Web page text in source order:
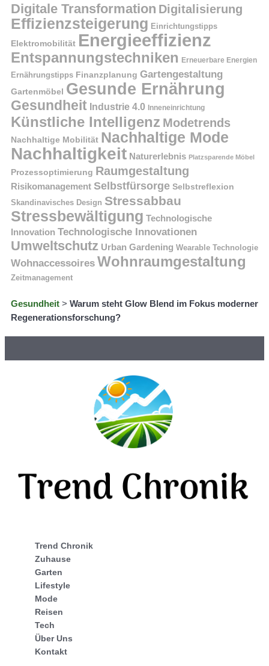
Digitale Transformation Digitalisierung
Effizienzsteigerung Einrichtungstipps
Elektromobilität Energieeffizienz
Entspannungstechniken Erneuerbare Energien
Ernährungstipps Finanzplanung Gartengestaltung
Gartenmöbel Gesunde Ernährung
Gesundheit Industrie 4.0 Inneneinrichtung
Künstliche Intelligenz Modetrends
Nachhaltige Mobilität Nachhaltige Mode
Nachhaltigkeit Naturerlebnis Platzsparende Möbel
Prozessoptimierung Raumgestaltung
Risikomanagement Selbstfürsorge Selbstreflexion
Skandinavisches Design Stressabbau
Stressbewältigung Technologische
Innovation Technologische Innovationen
Umweltschutz Urban Gardening Wearable Technologie
Wohnaccessoires Wohnraumgestaltung
Zeitmanagement
Gesundheit > Warum steht Glow Blend im Fokus moderner
Regenerationsforschung?
Trend Chronik
Zuhause
Garten
Lifestyle
Mode
Reisen
Tech
Über Uns
Kontakt